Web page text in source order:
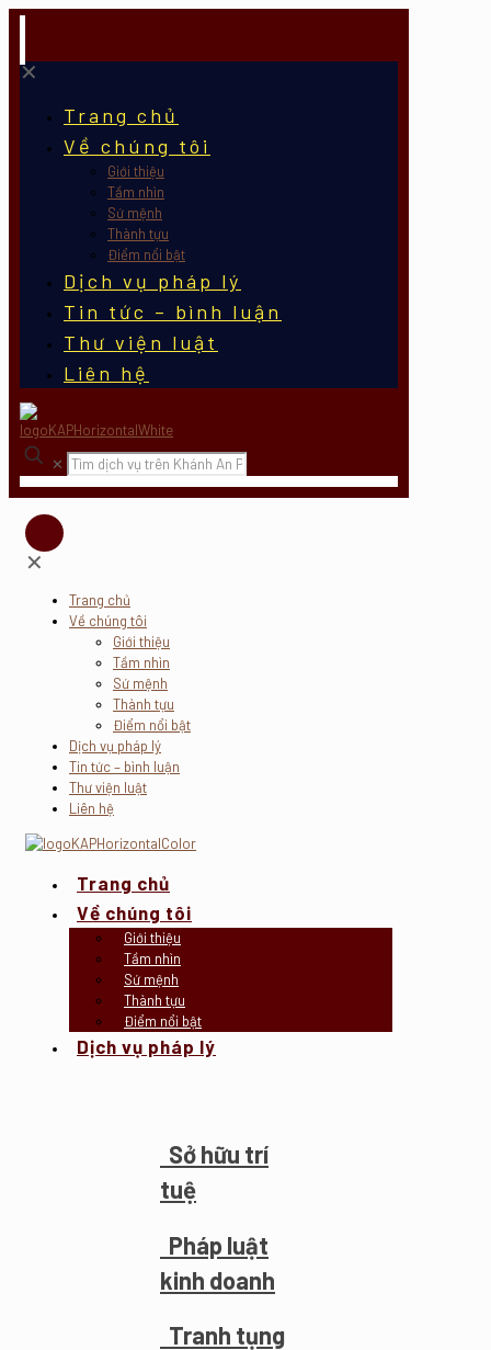
✕
Trang chủ
Về chúng tôi
Giới thiệu
Tầm nhìn
Sứ mệnh
Thành tựu
Điểm nổi bật
Dịch vụ pháp lý
Tin tức – bình luận
Thư viện luật
Liên hệ
✕
✕
Trang chủ
Về chúng tôi
Giới thiệu
Tầm nhìn
Sứ mệnh
Thành tựu
Điểm nổi bật
Dịch vụ pháp lý
Tin tức – bình luận
Thư viện luật
Liên hệ
Trang chủ
Về chúng tôi
Giới thiệu
Tầm nhìn
Sứ mệnh
Thành tựu
Điểm nổi bật
Dịch vụ pháp lý
Sở hữu trí
tuệ
Pháp luật
kinh doanh
Tranh tụng